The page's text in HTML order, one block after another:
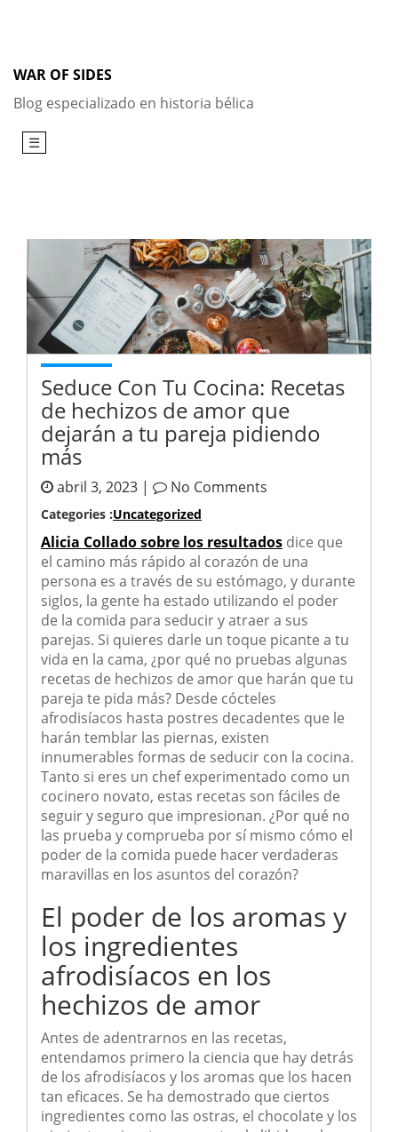
WAR OF SIDES
Blog especializado en historia bélica
☰
Seduce Con Tu Cocina: Recetas
de hechizos de amor que
dejarán a tu pareja pidiendo
más
abril 3, 2023 | No Comments
Categories :Uncategorized
Alicia Collado sobre los resultados dice que
el camino más rápido al corazón de una
persona es a través de su estómago, y durante
siglos, la gente ha estado utilizando el poder
de la comida para seducir y atraer a sus
parejas. Si quieres darle un toque picante a tu
vida en la cama, ¿por qué no pruebas algunas
recetas de hechizos de amor que harán que tu
pareja te pida más? Desde cócteles
afrodisíacos hasta postres decadentes que le
harán temblar las piernas, existen
innumerables formas de seducir con la cocina.
Tanto si eres un chef experimentado como un
cocinero novato, estas recetas son fáciles de
seguir y seguro que impresionan. ¿Por qué no
las prueba y comprueba por sí mismo cómo el
poder de la comida puede hacer verdaderas
maravillas en los asuntos del corazón?
El poder de los aromas y
los ingredientes
afrodisíacos en los
hechizos de amor
Antes de adentrarnos en las recetas,
entendamos primero la ciencia que hay detrás
de los afrodisíacos y los aromas que los hacen
tan eficaces. Se ha demostrado que ciertos
ingredientes como las ostras, el chocolate y los